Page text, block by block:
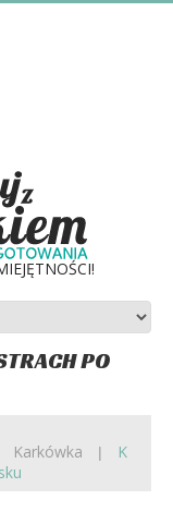
PO
Karkówka
K